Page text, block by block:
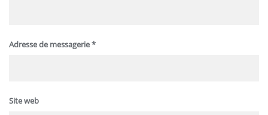
Adresse de messagerie*
Site web